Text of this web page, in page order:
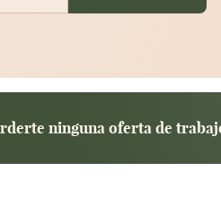
ninguna oferta de